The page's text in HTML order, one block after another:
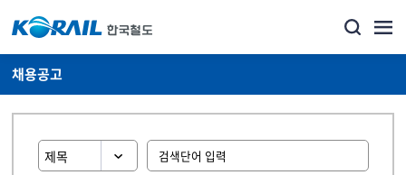
채용공고